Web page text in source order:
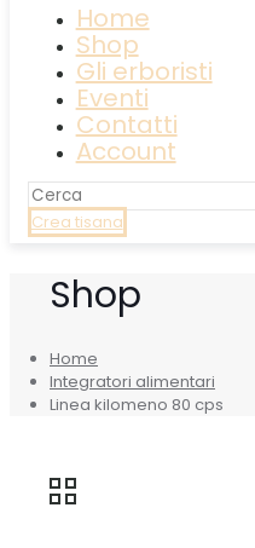
Home
Shop
Gli erboristi
Eventi
Contatti
Account
Crea tisana
Shop
Home
Integratori alimentari
Linea kilomeno 80 cps